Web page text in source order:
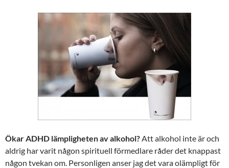
Ökar ADHD lämpligheten av alkohol?Att alkohol inte är och
aldrig har varit någon spirituell förmedlare råder det knappast
någon tvekan om. Personligen anser jag det vara olämpligt för